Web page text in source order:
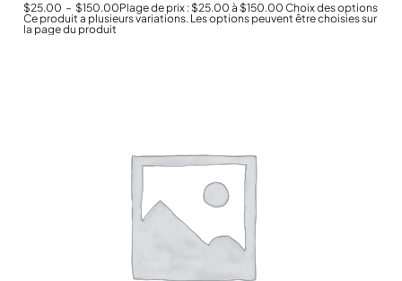
$25.00 – $150.00Plage de prix : $25.00 à $150.00 Choix des options
Ce produit a plusieurs variations. Les options peuvent être choisies sur
la page du produit